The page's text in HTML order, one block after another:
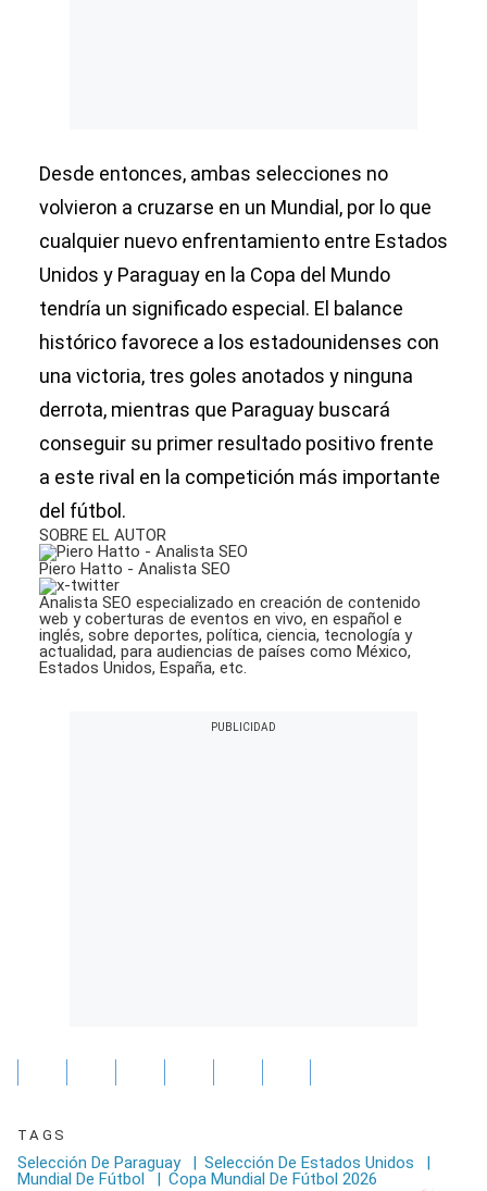
Desde entonces, ambas selecciones no
volvieron a cruzarse en un Mundial, por lo que
cualquier nuevo enfrentamiento entre Estados
Unidos y Paraguay en la Copa del Mundo
tendría un significado especial. El balance
histórico favorece a los estadounidenses con
una victoria, tres goles anotados y ninguna
derrota, mientras que Paraguay buscará
conseguir su primer resultado positivo frente
a este rival en la competición más importante
del fútbol.
SOBRE EL AUTOR
Piero Hatto - Analista SEO
Analista SEO especializado en creación de contenido
web y coberturas de eventos en vivo, en español e
inglés, sobre deportes, política, ciencia, tecnología y
actualidad, para audiencias de países como México,
Estados Unidos, España, etc.
TAGS
Selección De Paraguay | Selección De Estados Unidos
|
Mundial De Fútbol
| Copa Mundial De Fútbol 2026